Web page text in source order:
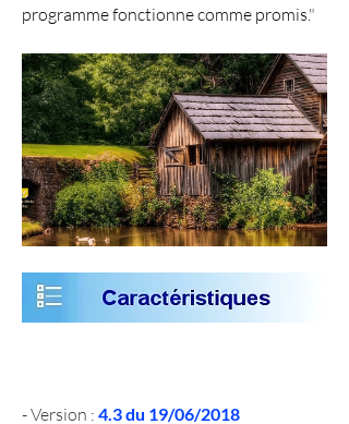
programme fonctionne comme promis."
- Version : 4.3 du 19/06/2018